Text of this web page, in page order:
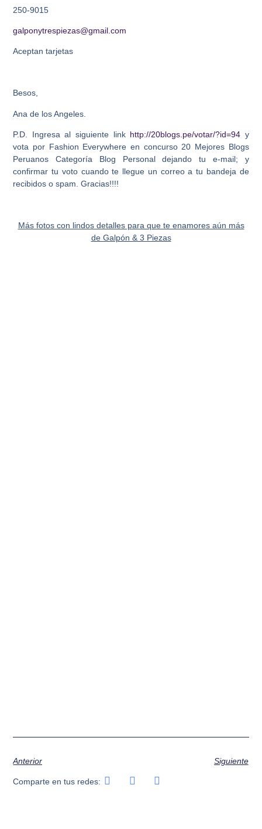
250-9015
galponytrespiezas@gmail.com
Aceptan tarjetas
Besos,
Ana de los Angeles.
P.D. Ingresa al siguiente link http://20blogs.pe/votar/?id=94 y
vota por Fashion Everywhere en concurso 20 Mejores Blogs
Peruanos Categoría Blog Personal dejando tu e-mail; y
confirmar tu voto cuando te llegue un correo a tu bandeja de
recibidos o spam. Gracias!!!!
Más fotos con lindos detalles para que te enamores aún más
de Galpón & 3 Piezas
Anterior Siguiente
Comparte en tus redes: